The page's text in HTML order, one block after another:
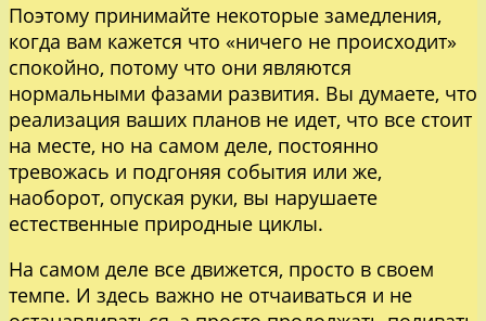
Поэтому принимайте некоторые замедления,
когда вам кажется что «ничего не происходит»
спокойно, потому что они являются
нормальными фазами развития. Вы думаете, что
реализация ваших планов не идет, что все стоит
на месте, но на самом деле, постоянно
тревожась и подгоняя события или же,
наоборот, опуская руки, вы нарушаете
естественные природные циклы.
На самом деле все движется, просто в своем
темпе. И здесь важно не отчаиваться и не